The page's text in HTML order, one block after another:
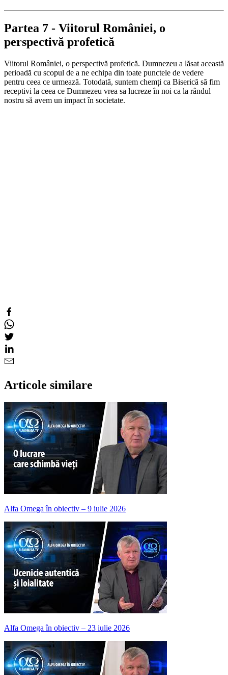
Partea 7 - Viitorul României, o
perspectivă profetică
Viitorul României, o perspectivă profetică. Dumnezeu a lăsat această
perioadă cu scopul de a ne echipa din toate punctele de vedere
pentru ceea ce urmează. Totodată, suntem chemți ca Biserică să fim
receptivi la ceea ce Dumnezeu vrea sa lucreze în noi ca la rândul
nostru să avem un impact în societate.
Articole similare
Alfa Omega în obiectiv – 9 iulie 2026
Alfa Omega în obiectiv – 23 iulie 2026